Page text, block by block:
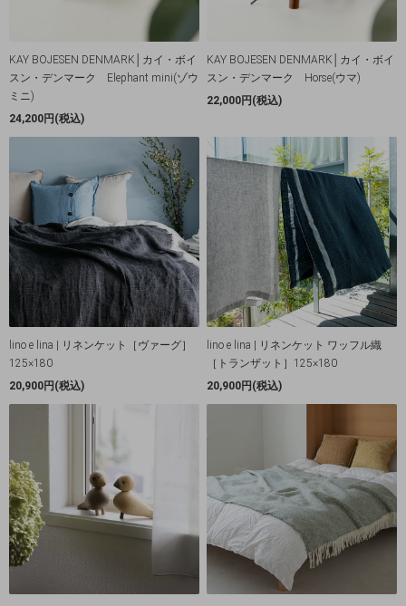
KAY BOJESEN DENMARK│カイ・ボイ
スン・デンマーク Elephant mini(ゾウ
ミニ)
24,200円(税込)
KAY BOJESEN DENMARK│カイ・ボイ
スン・デンマーク Horse(ウマ)
22,000円(税込)
lino e lina | リネンケット［ヴァーグ］
125×180
20,900円(税込)
lino e lina | リネンケット ワッフル織
［トランザット］125×180
20,900円(税込)